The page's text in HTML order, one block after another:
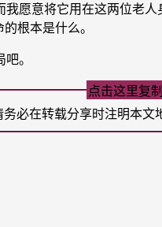
意将它用在这两位老
根本是什么。
。
点击这里复
必在转载分享时注明本文